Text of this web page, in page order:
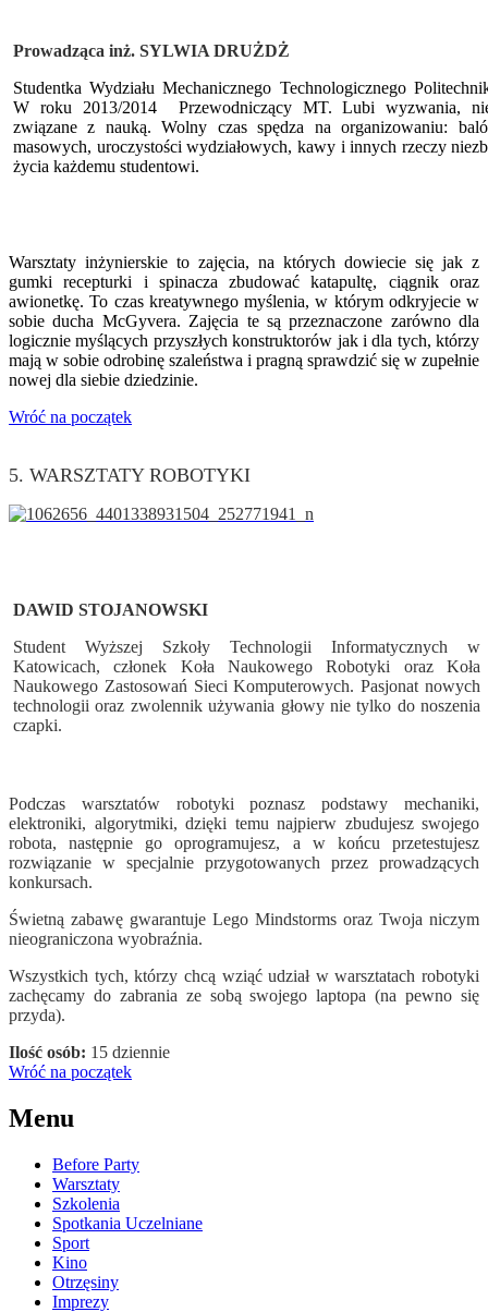
Prowadząca inż. SYLWIA DRUŻDŻ
Studentka Wydziału Mechanicznego Technologicznego
W roku 2013/2014 Przewodniczący MT. Lubi wyzwania,
związane z nauką. Wolny czas spędza na organizowaniu:
masowych, uroczystości wydziałowych, kawy i innych rzeczy
życia każdemu studentowi.
Warsztaty inżynierskie to zajęcia, na których dowiecie się jak z
gumki recepturki i spinacza zbudować katapultę, ciągnik oraz
awionetkę. To czas kreatywnego myślenia, w którym odkryjecie w
sobie ducha McGyvera. Zajęcia te są przeznaczone zarówno dla
logicznie myślących przyszłych konstruktorów jak i dla tych, którzy
mają w sobie odrobinę szaleństwa i pragną sprawdzić się w zupełnie
nowej dla siebie dziedzinie.
Wróć na początek
5. WARSZTATY ROBOTYKI
DAWID STOJANOWSKI
Student Wyższej Szkoły Technologii Informatycznych w
Katowicach, członek Koła Naukowego Robotyki oraz Koła
Naukowego Zastosowań Sieci Komputerowych. Pasjonat nowych
technologii oraz zwolennik używania głowy nie tylko do noszenia
czapki.
Podczas warsztatów robotyki poznasz podstawy mechaniki,
elektroniki, algorytmiki, dzięki temu najpierw zbudujesz swojego
robota, następnie go oprogramujesz, a w końcu przetestujesz
rozwiązanie w specjalnie przygotowanych przez prowadzących
konkursach.
Świetną zabawę gwarantuje Lego Mindstorms oraz Twoja niczym
nieograniczona wyobraźnia.
Wszystkich tych, którzy chcą wziąć udział w warsztatach robotyki
zachęcamy do zabrania ze sobą swojego laptopa (na pewno się
przyda).
Ilość osób: 15 dziennie
Wróć na początek
Menu
Before Party
Warsztaty
Szkolenia
Spotkania Uczelniane
Sport
Kino
Otrzęsiny
Imprezy